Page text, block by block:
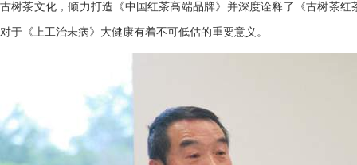
古树茶文化，倾力打造《中国红茶高端品牌》并深度诠释了《古树茶红
对于《上工治未病》大健康有着不可低估的重要意义。